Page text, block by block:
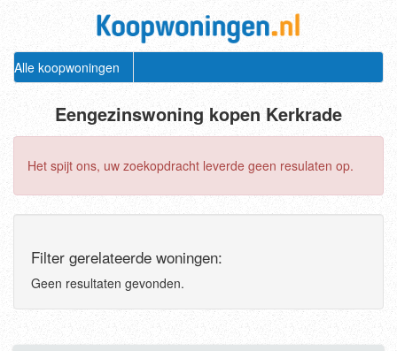
Alle koopwoningen
Eengezinswoning kopen Kerkrade
Het spijt ons, uw zoekopdracht leverde geen resulaten op.
Filter gerelateerde woningen:
Geen resultaten gevonden.